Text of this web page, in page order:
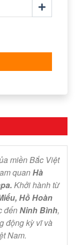
miền Bắc Việt
quanHà
Khởi hành từ
Hồ Hoàn
đếnNinh Bình,
động kỳ vĩ và
Nam.